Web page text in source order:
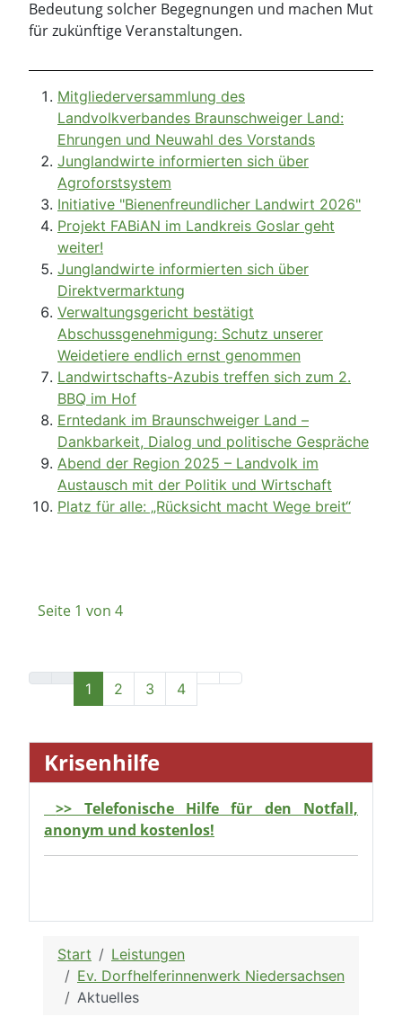
Suchen
Landwirtschaft im Braunschweiger
Ehrungen und Neuwahl des Vorstands
Junglandwirte informierten sich über
Projekt FABiAN im Landkreis Goslar geht
weiter!
Junglandwirte informierten sich über
Direktvermarktung
Verwaltungsgericht bestätigt
Abschussgenehmigung: Schutz unserer
Weidetiere endlich ernst genommen
Landwirtschafts-Azubis treffen sich zum 2.
BBQ im Hof
Erntedank im Braunschweiger Land –
Dankbarkeit, Dialog und politische Gespräche
Abend der Region 2025 – Landvolk im
Austausch mit der Politik und Wirtschaft
Platz für alle: „Rücksicht macht Wege breit“
Beispielkategorie
Seite 1 von 4
>> Telefonische Hilfe für den Notfall,
anonym und kostenlos!
Start
Leistungen